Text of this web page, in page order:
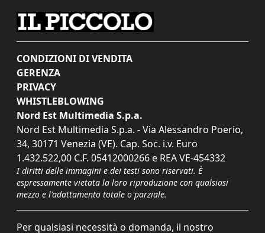
CONDIZIONI DI VENDITA
GERENZA
PRIVACY
WHISTLEBLOWING
Nord Est Multimedia S.p.a.
Nord Est Multimedia S.p.a. - Via Alessandro Poerio,
34, 30171 Venezia (VE). Cap. Soc. i.v. Euro
1.432.522,00 C.F. 05412000266 e REA VE-454332
I diritti delle immagini e dei testi sono riservati. È
espressamente vietata la loro riproduzione con qualsiasi
mezzo e l'adattamento totale o parziale.
Per qualsiasi necessità o domanda, il nostro